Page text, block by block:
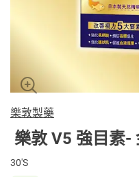
樂敦製藥
樂敦 V5 強目素-
30'S